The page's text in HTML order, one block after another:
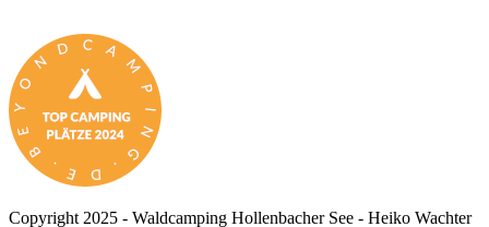
Copyright 2025 - Waldcamping Hollenbacher See - Heiko Wachter